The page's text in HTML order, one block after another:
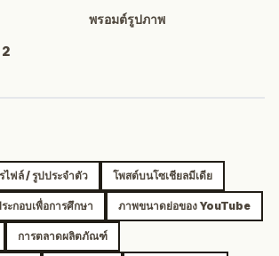
พรอมต์รูปภาพ
ไฟล์ / รูปประจำตัว โพสต์บนโซเชียลมีเดีย
ะกอบเพื่อการศึกษา ภาพขนาดย่อของ YouTube
การตลาดผลิตภัณฑ์